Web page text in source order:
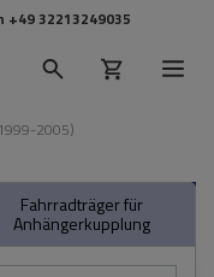
+49 32213249035
2005)
Fahrradträger für
Anhängerkupplung